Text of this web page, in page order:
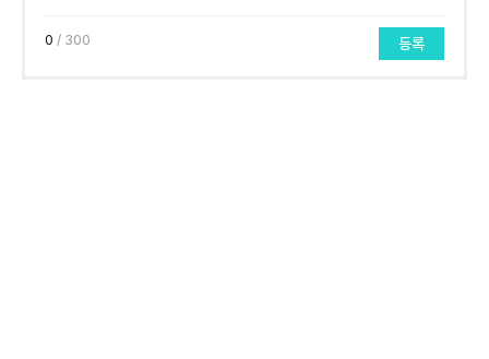
0 / 300 등록